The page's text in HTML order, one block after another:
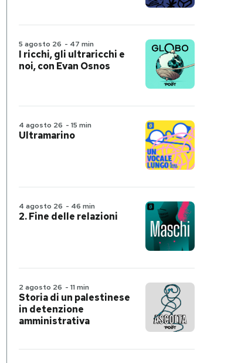
5 agosto 26 - 47 min
I ricchi, gli ultraricchi e
noi, con Evan Osnos
4 agosto 26 - 15 min
Ultramarino
4 agosto 26 - 46 min
2. Fine delle relazioni
2 agosto 26 - 11 min
Storia di un palestinese
in detenzione
amministrativa